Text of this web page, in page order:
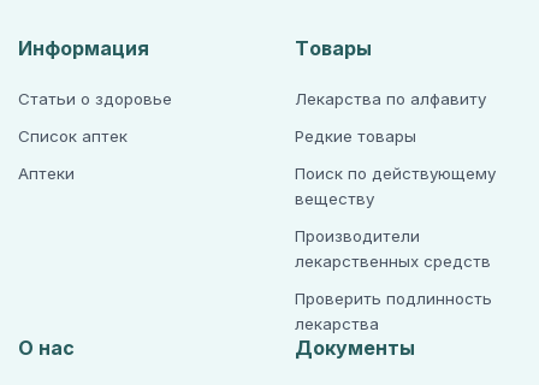
Информация
Статьи о здоровье
Список аптек
Аптеки
Товары
Лекарства по алфавиту
Редкие товары
Поиск по действующему
веществу
Производители
лекарственных средств
Проверить подлинность
лекарства
О нас Документы